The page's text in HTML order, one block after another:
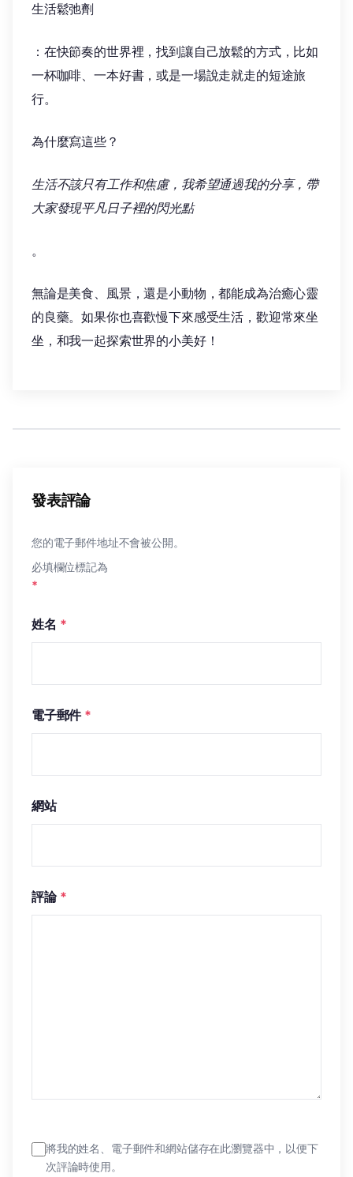
生活鬆弛劑
：在快節奏的世界裡，找到讓自己放鬆的方式，比如
一杯咖啡、一本好書，或是一場說走就走的短途旅
行。
為什麼寫這些？
生活不該只有工作和焦慮，我希望通過我的分享，帶
大家發現平凡日子裡的閃光點
。
無論是美食、風景，還是小動物，都能成為治癒心靈
的良藥。如果你也喜歡慢下來感受生活，歡迎常來坐
坐，和我一起探索世界的小美好！
發表評論
您的電子郵件地址不會被公開。
必填欄位標記為
*
姓名 *
電子郵件 *
網站
評論 *
將我的姓名、電子郵件和網站儲存在此瀏覽器中，以便下
次評論時使用。